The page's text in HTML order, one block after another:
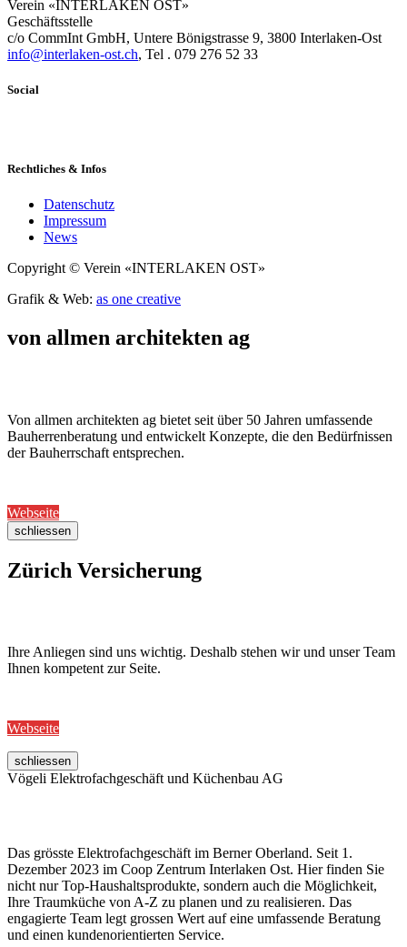
Verein «INTERLAKEN OST»
Geschäftsstelle
c/o CommInt GmbH, Untere Bönigstrasse 9, 3800 Interlaken-Ost
info@interlaken-ost.ch, Tel . 079 276 52 33
Social
Rechtliches & Infos
Datenschutz
Impressum
News
Copyright © Verein «INTERLAKEN OST»
Grafik & Web: as one creative
von allmen architekten ag
Von allmen architekten ag bietet seit über 50 Jahren umfassende
Bauherrenberatung und entwickelt Konzepte, die den Bedürfnissen
der Bauherrschaft entsprechen.
Webseite
schliessen
Zürich Versicherung
Ihre Anliegen sind uns wichtig. Deshalb stehen wir und unser Team
Ihnen kompetent zur Seite.
Webseite
schliessen
Vögeli Elektrofachgeschäft und Küchenbau AG
Das grösste Elektrofachgeschäft im Berner Oberland. Seit 1.
Dezember 2023 im Coop Zentrum Interlaken Ost. Hier finden Sie
nicht nur Top-Haushaltsprodukte, sondern auch die Möglichkeit,
Ihre Traumküche von A-Z zu planen und zu realisieren. Das
engagierte Team legt grossen Wert auf eine umfassende Beratung
und einen kundenorientierten Service.